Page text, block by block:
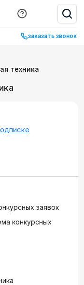
заказать звонок
техника
заявок
конкурсных